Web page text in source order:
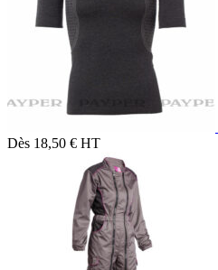
Dès 18,50 € HT